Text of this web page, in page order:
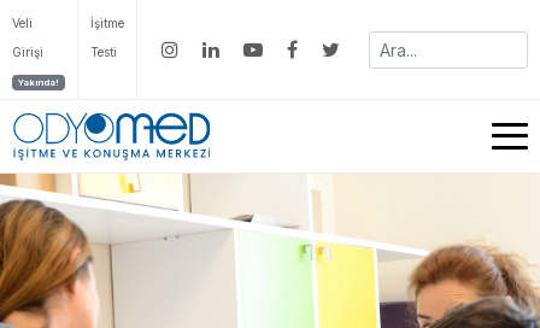
Veli
Girişi
Yakında!
İşitme
Testi